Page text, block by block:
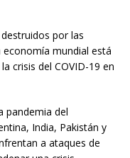
por las
mundial está
crisis del COVID-19 en
pandemia del
India, Pakistán y
a ataques de